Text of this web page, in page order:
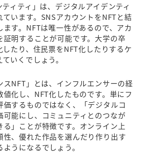
ティティ」は、デジタルアイデンティ
ています。SNSアカウントをNFTと結
ます。NFTは唯一性があるので、アカ
証明することが可能です。大学の卒
したり、住民票をNFT化したりするケ
いくでしょう。
スNFT」とは、インフルエンサーの経
値化し、NFT化したものです。単にフ
価するものではなく、「デジタルコ
可能にし、コミュニティとのつなが
る」ことが特徴です。オンライン上
性、優れた作品を選んだり作り出す
うになるでしょう。